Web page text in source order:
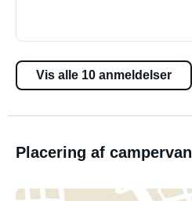
Vis alle 10 anmeldelser
Placering af campervan